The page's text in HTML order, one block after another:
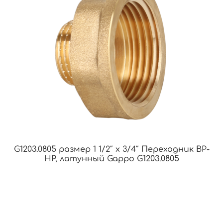
G1203.0805 размер 1 1/2″ х 3/4″ Переходник ВР-
НР, латунный Gappo G1203.0805